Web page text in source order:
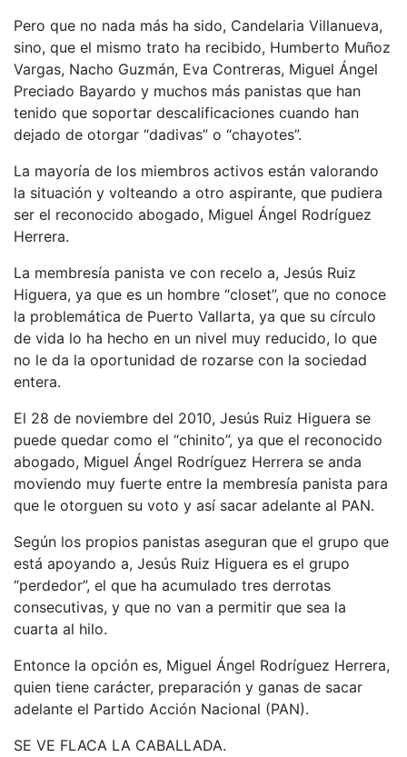
Pero que no nada más ha sido, Candelaria Villanueva,
sino, que el mismo trato ha recibido, Humberto Muñoz
Vargas, Nacho Guzmán, Eva Contreras, Miguel Ángel
Preciado Bayardo y muchos más panistas que han
tenido que soportar descalificaciones cuando han
dejado de otorgar “dadivas” o “chayotes”.
La mayoría de los miembros activos están valorando
la situación y volteando a otro aspirante, que pudiera
ser el reconocido abogado, Miguel Ángel Rodríguez
Herrera.
La membresía panista ve con recelo a, Jesús Ruiz
Higuera, ya que es un hombre “closet”, que no conoce
la problemática de Puerto Vallarta, ya que su círculo
de vida lo ha hecho en un nivel muy reducido, lo que
no le da la oportunidad de rozarse con la sociedad
entera.
El 28 de noviembre del 2010, Jesús Ruiz Higuera se
puede quedar como el “chinito”, ya que el reconocido
abogado, Miguel Ángel Rodríguez Herrera se anda
moviendo muy fuerte entre la membresía panista para
que le otorguen su voto y así sacar adelante al PAN.
Según los propios panistas aseguran que el grupo que
está apoyando a, Jesús Ruiz Higuera es el grupo
“perdedor”, el que ha acumulado tres derrotas
consecutivas, y que no van a permitir que sea la
cuarta al hilo.
Entonce la opción es, Miguel Ángel Rodríguez Herrera,
quien tiene carácter, preparación y ganas de sacar
adelante el Partido Acción Nacional (PAN).
SE VE FLACA LA CABALLADA.